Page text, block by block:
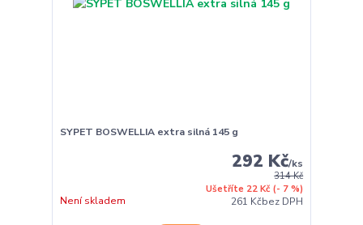
SYPET BOSWELLIA extra silná 145 g
314 Kč
Ušetříte 22 Kč (- 7 %)
292 Kč/ks
261 Kčbez DPH
Není skladem